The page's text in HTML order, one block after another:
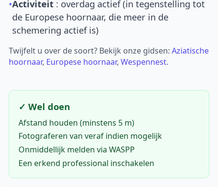
•Activiteit : overdag actief (in tegenstelling tot
de Europese hoornaar, die meer in de
schemering actief is)
Twijfelt u over de soort? Bekijk onze gidsen:Aziatische
hoornaar, Europese hoornaar,Wespennest.
✓ Wel doen
Afstand houden (minstens 5 m)
Fotograferen van veraf indien mogelijk
Onmiddellijk melden via WASPP
Een erkend professional inschakelen